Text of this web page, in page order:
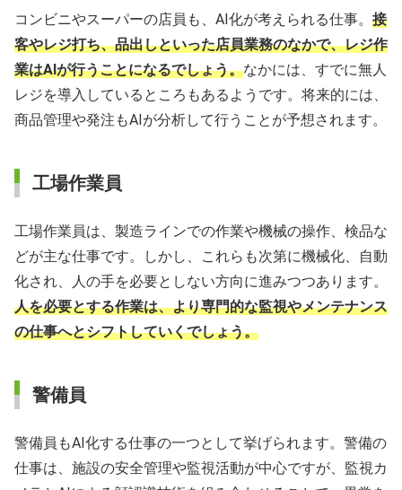
コンビニやスーパーの店員も、AI化が考えられる仕事。 接
客やレジ打ち、品出しといった店員業務のなかで、レジ作
業はAIが行うことになるでしょう。なかには、すでに無人
レジを導入しているところもあるようです。将来的には、
商品管理や発注もAIが分析して行うことが予想されます。
工場作業員
工場作業員は、製造ラインでの作業や機械の操作、検品な
どが主な仕事です。しかし、これらも次第に機械化、自動
化され、人の手を必要としない方向に進みつつあります。
人を必要とする作業は、より専門的な監視やメンテナンス
の仕事へとシフトしていくでしょう。
警備員
警備員もAI化する仕事の一つとして挙げられます。警備の
仕事は、施設の安全管理や監視活動が中心ですが、監視カ